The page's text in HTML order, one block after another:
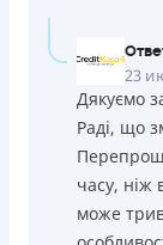
23
Дякуємо
Раді, що
часу, ніж
може